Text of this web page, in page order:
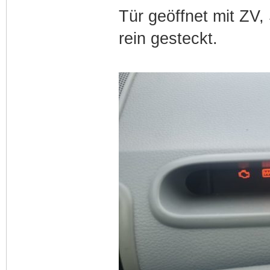
Tür geöffnet mit
rein gesteckt.